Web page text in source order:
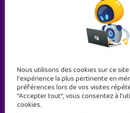
Abonne-toi !
11 numéros
JE
Nous utilisons des cookies sur ce
l'expérience la plus pertinente en
préférences lors de vos visites
"Accepter tout", vous consentez à
cookies.